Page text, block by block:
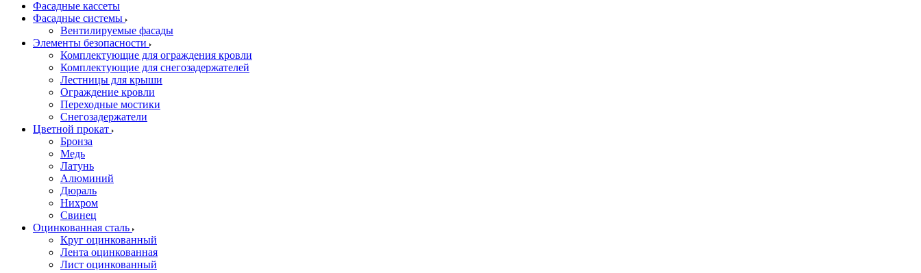
Фасадные кассеты
Фасадные системы
Вентилируемые фасады
Элементы безопасности
Комплектующие для ограждения кровли
Комплектующие для снегозадержателей
Лестницы для крыши
Ограждение кровли
Переходные мостики
Снегозадержатели
Цветной прокат
Бронза
Медь
Латунь
Алюминий
Дюраль
Нихром
Свинец
Оцинкованная сталь
Круг оцинкованный
Лента оцинкованная
Лист оцинкованный